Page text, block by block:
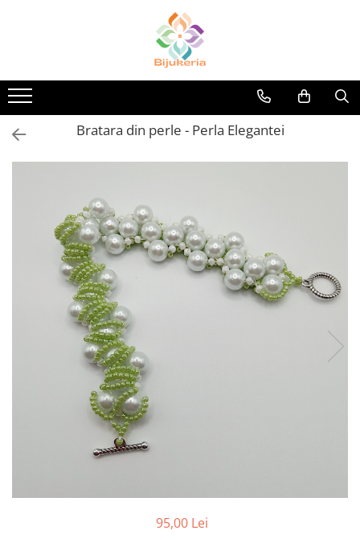
Bratara din perle - Perla Elegantei
95,00 Lei